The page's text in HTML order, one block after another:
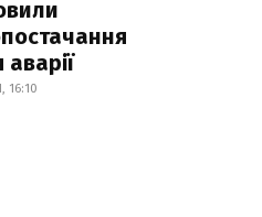
аварії
16:10